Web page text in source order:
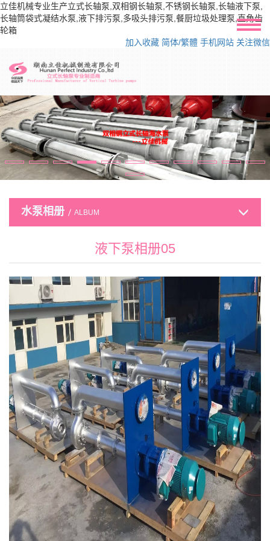
立佳机械专业生产立式长轴泵,双相钢长轴泵,不锈钢长轴泵,长轴液下泵,
长轴筒袋式凝结水泵,液下排污泵,多吸头排污泵,餐厨垃圾处理泵,直角齿
轮箱
加入收藏 简体/繁體 手机网站 关注微信
水泵相册 ALBUM
液下泵相册05